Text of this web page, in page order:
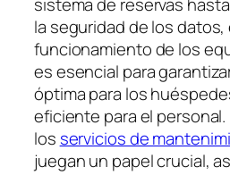
la seguridad de los
funcionamiento de los
es esencial para
óptima para los
eficiente para el
los servicios de
juegan un papel crucial,